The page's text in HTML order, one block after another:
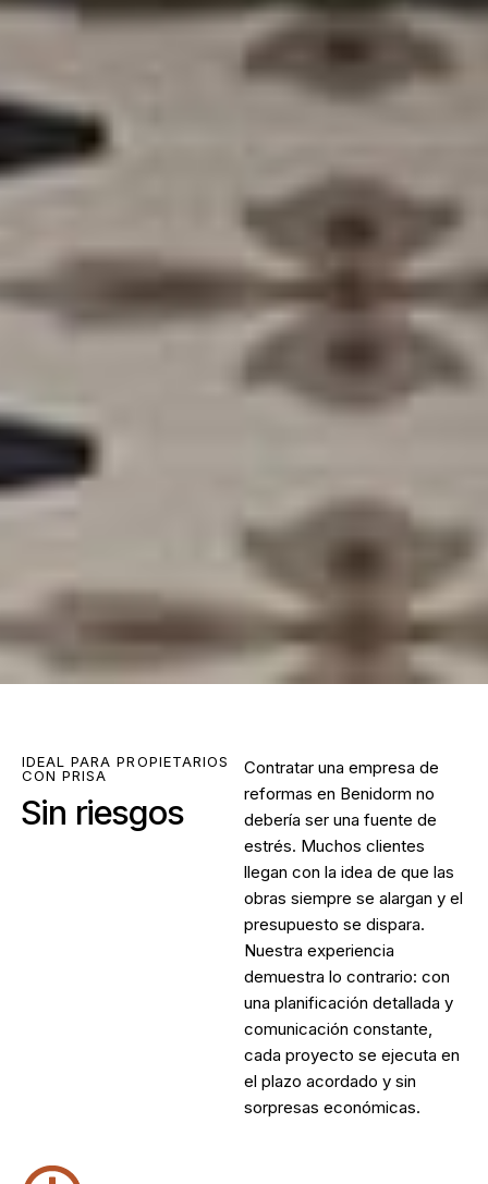
IDEAL PARA PROPIETARIOS
CON PRISA
Sin riesgos
Contratar una empresa de
reformas en Benidorm no
debería ser una fuente de
estrés. Muchos clientes
llegan con la idea de que las
obras siempre se alargan y el
presupuesto se dispara.
Nuestra experiencia
demuestra lo contrario: con
una planificación detallada y
comunicación constante,
cada proyecto se ejecuta en
el plazo acordado y sin
sorpresas económicas.